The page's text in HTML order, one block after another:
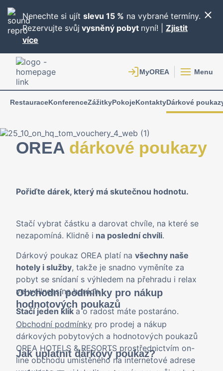
Nenechte si ujít slevu 15 % na vybrané termíny.
Rezervujte svůj vysněný pobyt nyní! |
Zjistit
více
Menu
RestauraceKonferenceZážitkyPokojeKontaktyDárkové
OREA dárkové poukazy
Pořiďte dárek, který má skutečnou hodnotu.
Stačí vybrat částku a darovat chvíle, na které se
nezapomíná. Klidně i na poslední chvíli.
Dárkový poukaz OREA platí na všechny naše
hotely i služby, takže je snadno vyměníte za
pobyt se snídaní s výhledem na přehradu i relax
ve wellness na horách.
Stačí jeden klik a o radost máte postaráno.
Obchodní podmínky pro nákup
hodnotových poukazů
Obchodní podmínky pro prodej a nákup
dárkových pobytových a hodnotových poukazů
OREA HOTELS & RESORTS prostřednictvím on-
line obchodu umístěného na internetové adrese
Jak uplatnit dárkový poukaz?